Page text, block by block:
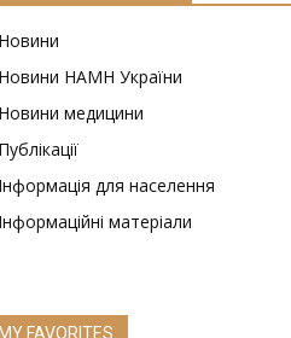
Новини
Новини НАМН України
Новини медицини
Публікації
Інформація для населення
Інформаційні матеріали
MY FAVORITES